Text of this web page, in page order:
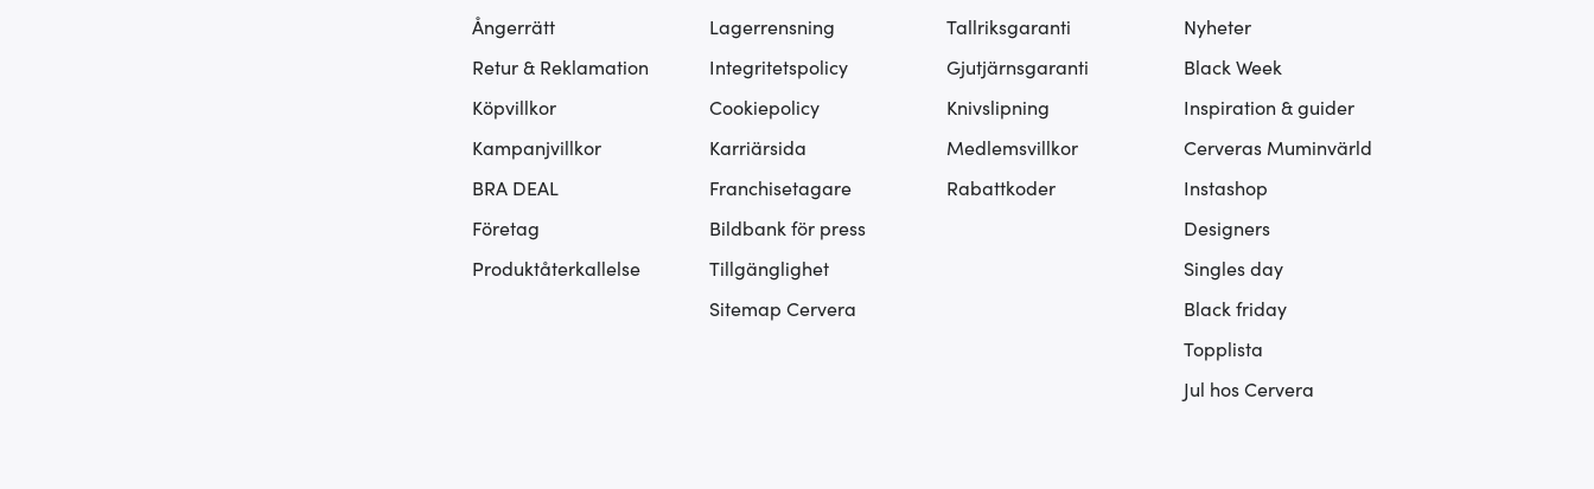
Ångerrätt
Retur & Reklamation
Köpvillkor
Kampanjvillkor
BRA DEAL
Företag
Produktåterkallelse
Lagerrensning
Integritetspolicy
Cookiepolicy
Karriärsida
Franchisetagare
Bildbank för press
Tillgänglighet
Sitemap Cervera
Tallriksgaranti
Gjutjärnsgaranti
Knivslipning
Medlemsvillkor
Rabattkoder
Nyheter
Black Week
Inspiration & guider
Cerveras Muminvärld
Instashop
Designers
Singles day
Black friday
Topplista
Jul hos Cervera